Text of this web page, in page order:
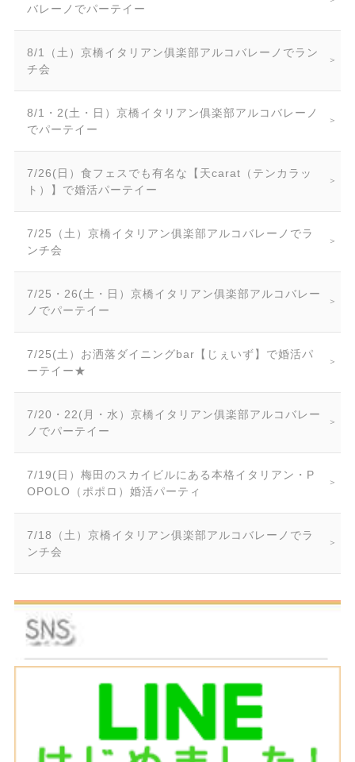
バレーノでパーテイー
8/1（土）京橋イタリアン俱楽部アルコバレーノでラン
チ会
8/1・2(土・日）京橋イタリアン俱楽部アルコバレーノ
でパーテイー
7/26(日）食フェスでも有名な【天carat（テンカラッ
ト）】で婚活パーテイー
7/25（土）京橋イタリアン俱楽部アルコバレーノでラ
ンチ会
7/25・26(土・日）京橋イタリアン俱楽部アルコバレー
ノでパーテイー
7/25(土）お洒落ダイニングbar【じぇいず】で婚活パ
ーテイー★
7/20・22(月・水）京橋イタリアン俱楽部アルコバレー
ノでパーテイー
7/19(日）梅田のスカイビルにある本格イタリアン・P
OPOLO（ポポロ）婚活パーティ
7/18（土）京橋イタリアン俱楽部アルコバレーノでラ
ンチ会